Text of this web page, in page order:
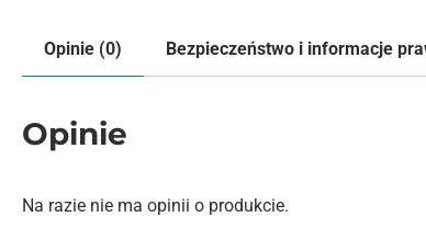
Opinie (0) Bezpieczeństwo i informacje
Opinie
Na razie nie ma opinii o produkcie.